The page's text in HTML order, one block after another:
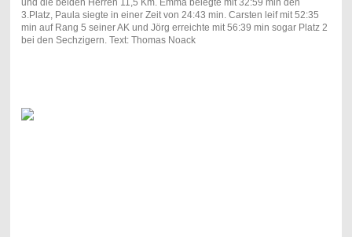
und die beiden Herren 11,5 Km. Emma belegte mit 32:59 min den
3.Platz, Paula siegte in einer Zeit von 24:43 min. Carsten leif mit 52:35
min auf Rang 5 seiner AK und Jörg erreichte mit 56:39 min sogar Platz 2
bei den Sechzigern. Text: Thomas Noack